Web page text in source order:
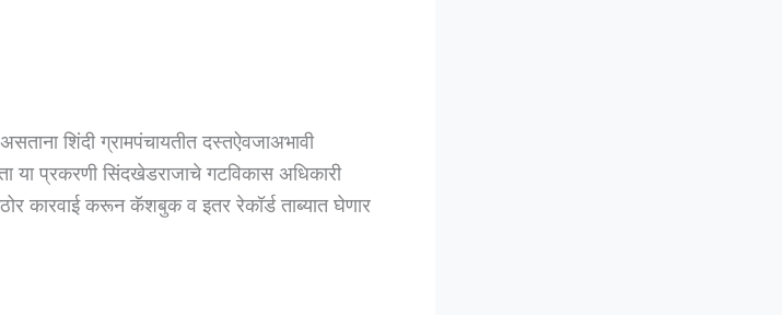
शिंदी ग्रामपंचायतीत दस्तऐवजाअभावी
या प्रकरणी सिंदखेडराजाचे गटविकास अधिकारी
कारवाई करून कॅशबुक व इतर रेकॉर्ड ताब्यात घेणार